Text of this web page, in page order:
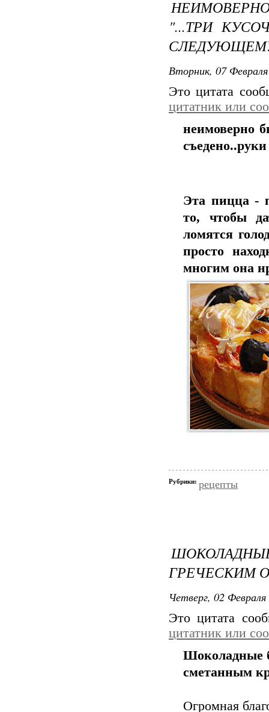
"...ТРИ
Вторник, 07
Это цитата
цитатник или
неимоверно
Эта пицца -
то, чтобы
ломятся
просто
многим она
Рубрики: рецепты
ГРЕЧЕСКИМ
Четверг, 02
Это цитата
цитатник или
Шоколадные
сметанным
Огромная